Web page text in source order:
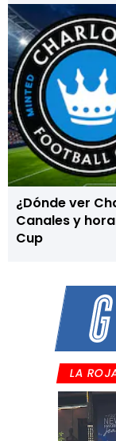
¿Dónde ver
Canales y
Cup
LA